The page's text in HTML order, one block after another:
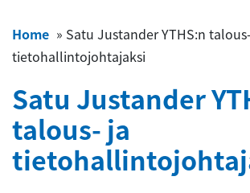
Home » Satu Justander YTHS:n
tietohallintojohtajaksi
Satu Justander
talous- ja